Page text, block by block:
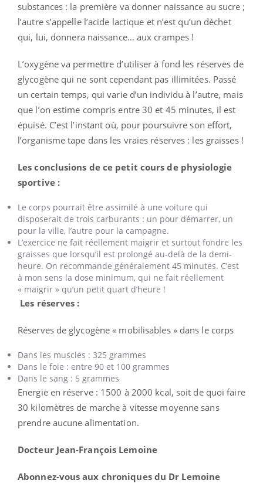
substances : la première va donner naissance au sucre ;
l’autre s’appelle l’acide lactique et n’est qu’un déchet
qui, lui, donnera naissance… aux crampes !
L’oxygène va permettre d’utiliser à fond les réserves de
glycogène qui ne sont cependant pas illimitées. Passé
un certain temps, qui varie d’un individu à l’autre, mais
que l’on estime compris entre 30 et 45 minutes, il est
épuisé. C’est l’instant où, pour poursuivre son effort,
l’organisme tape dans les vraies réserves : les graisses !
Les conclusions de ce petit cours de physiologie
sportive :
Le corps pourrait être assimilé à une voiture qui
disposerait de trois carburants : un pour démarrer, un
pour la ville, l’autre pour la campagne.
L’exercice ne fait réellement maigrir et surtout fondre les
graisses que lorsqu’il est prolongé au-delà de la demi-
heure. On recommande généralement 45 minutes. C’est
à mon sens la dose minimum, qui ne fait réellement
« maigrir » qu’un petit quart d’heure !
Les réserves :
Réserves de glycogène « mobilisables » dans le corps
Dans les muscles : 325 grammes
Dans le foie : entre 90 et 100 grammes
Dans le sang : 5 grammes
Energie en réserve : 1500 à 2000 kcal, soit de quoi faire
30 kilomètres de marche à vitesse moyenne sans
prendre aucune alimentation.
Docteur Jean-François Lemoine
Abonnez-vous aux chroniques du Dr Lemoine